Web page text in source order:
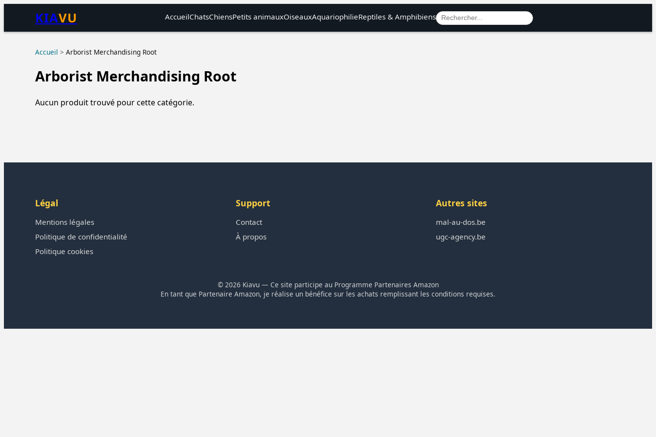
KIAVU AccueilChatsChiensPetits animauxOiseauxAquariophilieReptiles & Amphibiens
Accueil > Arborist Merchandising Root
Arborist Merchandising Root
Aucun produit trouvé pour cette catégorie.
Légal
Mentions légales
Politique de confidentialité
Politique cookies
Support
Contact
À propos
Autres sites
mal-au-dos.be
ugc-agency.be
© 2026 Kiavu — Ce site participe au Programme Partenaires Amazon
En tant que Partenaire Amazon, je réalise un bénéfice sur les achats remplissant les conditions requises.